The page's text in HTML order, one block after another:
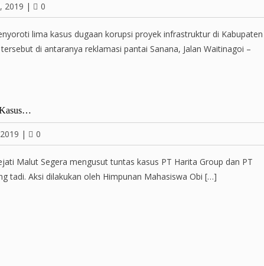
2019 | 0
lima kasus dugaan korupsi proyek infrastruktur di Kabupaten
di antaranya reklamasi pantai Sanana, Jalan Waitinagoi –
| 0
Malut Segera mengusut tuntas kasus PT Harita Group dan PT
tadi. Aksi dilakukan oleh Himpunan Mahasiswa Obi […]